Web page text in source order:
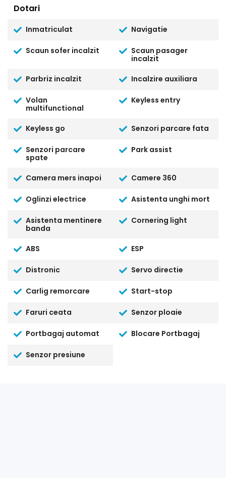
Dotari
Inmatriculat Navigatie
Scaun sofer incalzit
Scaun pasager
incalzit
Parbriz incalzit
Incalzire auxiliara
Volan
multifunctional
Keyless entry
Keyless go Senzori parcare fata
Senzori parcare
spate
Park assist
Camera mers inapoi Camere 360
Oglinzi electrice Asistenta unghi mort
Asistenta mentinere
banda
Cornering light
ABS ESP
Distronic Servo directie
Carlig remorcare Start-stop
Faruri ceata Senzor ploaie
Portbagaj automat Blocare Portbagaj
Senzor presiune